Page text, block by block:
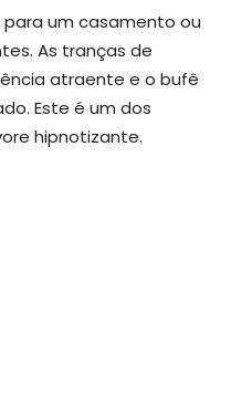
um casamento ou
As tranças de
atraente e o bufê
Este é um dos
hipnotizante.